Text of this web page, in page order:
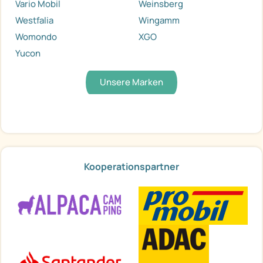
Vario Mobil
Weinsberg
Westfalia
Wingamm
Womondo
XGO
Yucon
Unsere Marken
Kooperationspartner